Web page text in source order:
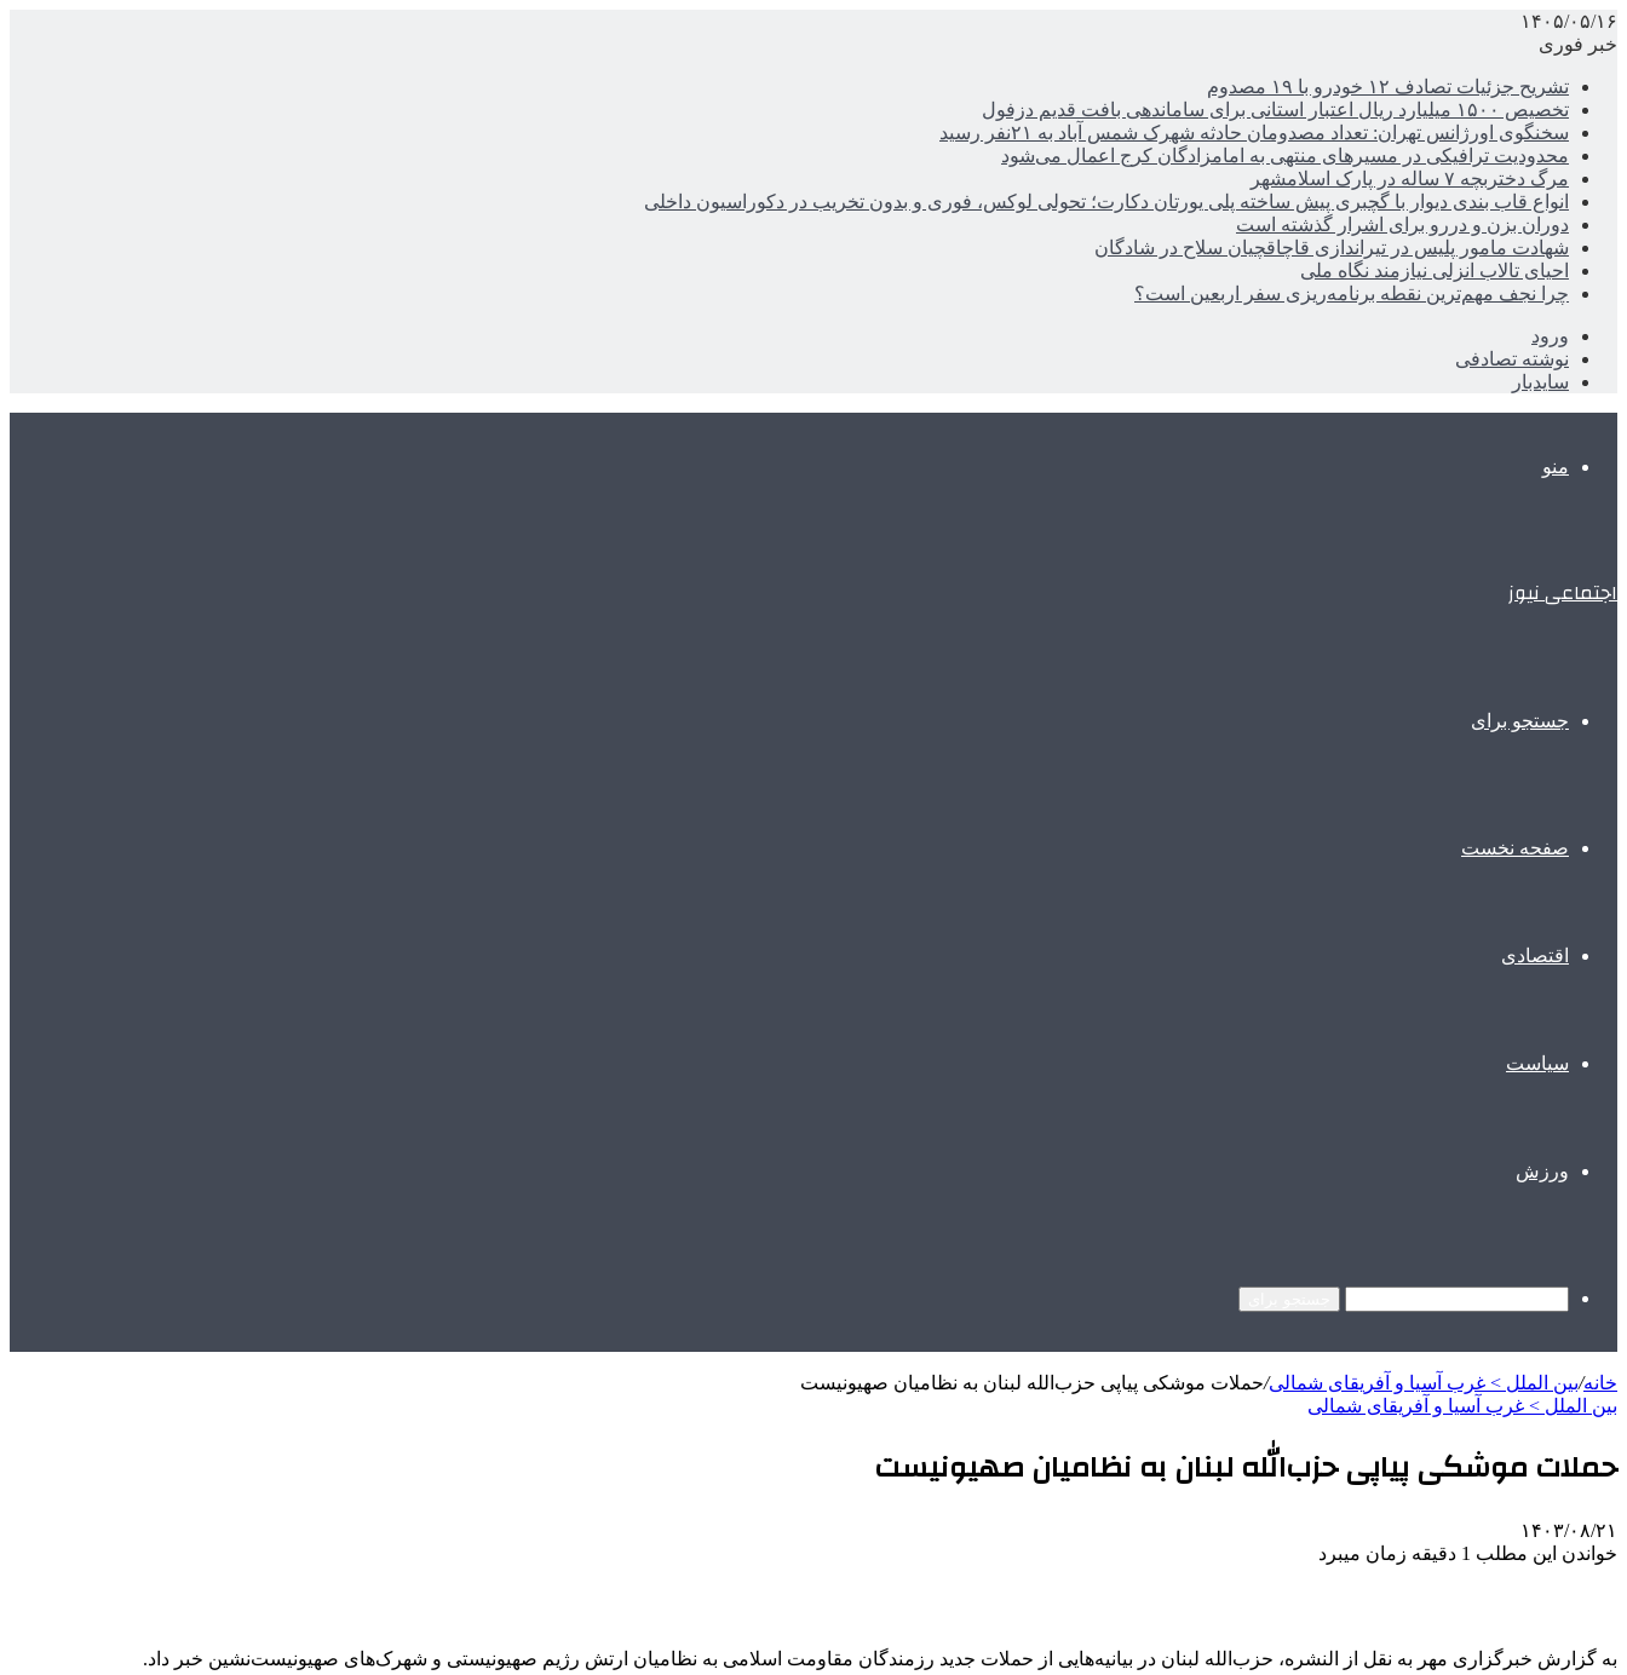
۱۴۰۵/۰۵/۱۶
خبر فوری
تشریح جزئیات تصادف ۱۲ خودرو با ۱۹ مصدوم
تخصیص ۱۵۰۰ میلیارد ریال اعتبار استانی برای ساماندهی بافت قدیم دزفول
سخنگوی اورژانس تهران: تعداد مصدومان حادثه شهرک شمس آباد به ۲۱نفر رسید
محدودیت ترافیکی در مسیرهای منتهی به امامزادگان کرج اعمال می‌شود
مرگ دختربچه ۷ ساله در پارک اسلامشهر
انواع قاب بندی دیوار با گچبری پیش ساخته پلی یورتان دکارت؛ تحولی لوکس، فوری و بدون تخریب در دکوراسیون داخلی
دوران بزن و دررو برای اشرار گذشته است
شهادت مامور پلیس در تیراندازی قاچاقچیان سلاح در شادگان
احیای تالاب انزلی نیازمند نگاه ملی
چرا نجف مهم‌ترین نقطه برنامه‌ریزی سفر اربعین است؟
ورود
نوشته تصادفی
سایدبار
منو
اجتماعی نیوز
جستجو برای
صفحه نخست
اقتصادی
سیاست
ورزش
خانه/بین الملل > غرب آسیا و آفریقای شمالی/حملات موشکی پیاپی حزب‌الله لبنان به نظامیان صهیونیست
بین الملل > غرب آسیا و آفریقای شمالی
حملات موشکی پیاپی حزب‌الله لبنان به نظامیان صهیونیست
۱۴۰۳/۰۸/۲۱
خواندن این مطلب 1 دقیقه زمان میبرد
به گزارش خبرگزاری مهر به نقل از النشره، حزب‌الله لبنان در بیانیه‌هایی از حملات جدید رزمندگان مقاومت اسلامی به نظامیان ارتش رژیم صهیونیستی و شهرک‌های صهیونیست‌نشین خبر داد.